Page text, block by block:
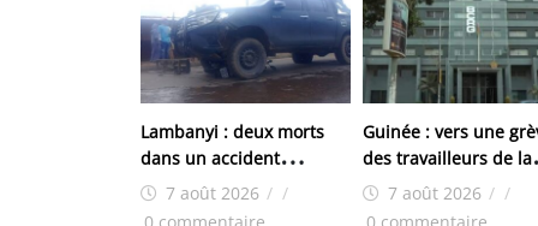
Lambanyi : deux morts
dans un accident
impliquant un pick-up de
la police
7 août 2026 / /
Guinée : vers une
des travailleurs de la
BCRG7 août 2026 / /